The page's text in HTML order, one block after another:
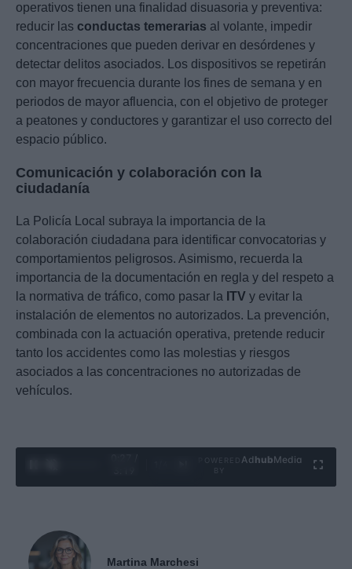
operativos tienen una finalidad disuasoria y preventiva:
reducir las conductas temerarias al volante, impedir
concentraciones que pueden derivar en desórdenes y
detectar delitos asociados. Los dispositivos se repetirán
con mayor frecuencia durante los fines de semana y en
periodos de mayor afluencia, con el objetivo de proteger
a peatones y conductores y garantizar el uso correcto del
espacio público.
Comunicación y colaboración con la
ciudadanía
La Policía Local subraya la importancia de la
colaboración ciudadana para identificar convocatorias y
comportamientos peligrosos. Asimismo, recuerda la
importancia de la documentación en regla y del respeto a
la normativa de tráfico, como pasar la ITV y evitar la
instalación de elementos no autorizados. La prevención,
combinada con la actuación operativa, pretende reducir
tanto los accidentes como las molestias y riesgos
asociados a las concentraciones no autorizadas de
vehículos.
Ad hubMedia
Martina Marchesi